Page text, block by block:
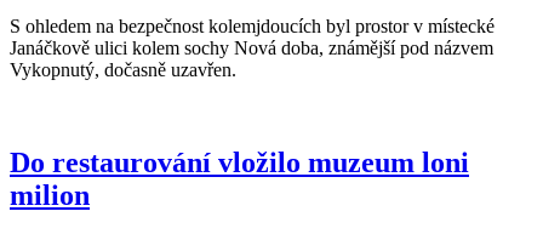
S ohledem na bezpečnost kolemjdoucích byl prostor v místecké
Janáčkově ulici kolem sochy Nová doba, známější pod názvem
Vykopnutý, dočasně uzavřen.
Do restaurování vložilo muzeum loni
milion